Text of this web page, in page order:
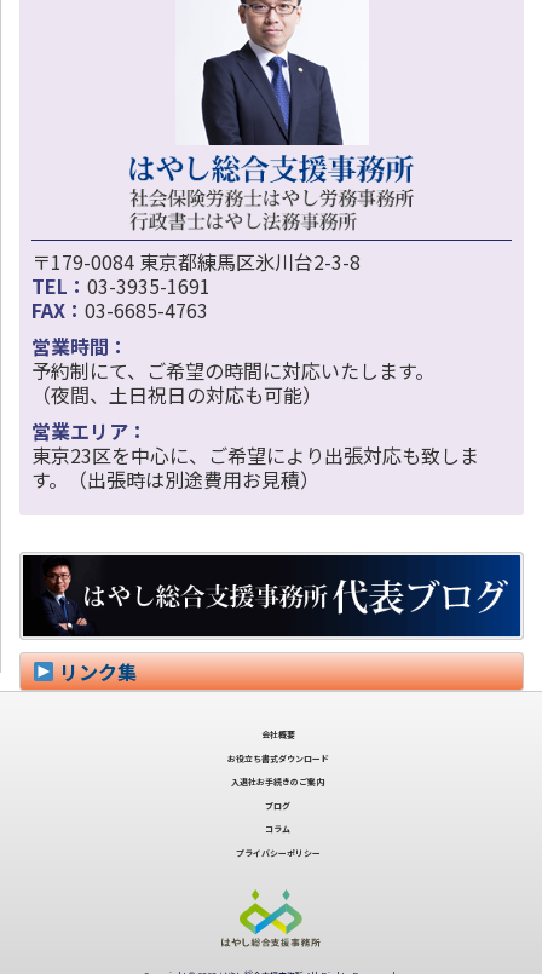
〒179-0084 東京都練馬区氷川台2-3-8
TEL： 03-3935-1691
FAX： 03-6685-4763
営業時間：
予約制にて、ご希望の時間に対応いたします。
（夜間、土日祝日の対応も可能）
営業エリア：
東京23区を中心に、ご希望により出張対応も致しま
す。（出張時は別途費用お見積）
リンク集
会社概要
お役立ち書式ダウンロード
入退社お手続きのご案内
ブログ
コラム
プライバシーポリシー